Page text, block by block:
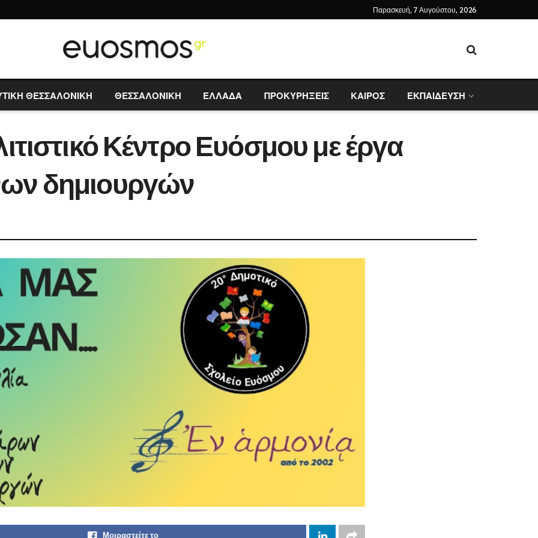
Παρασκευή, 7 Αυγούστου, 2026
ΘΕΣΣΑΛΟΝΙΚΗ ΘΕΣΣΑΛΟΝΙΚΗ ΕΛΛΑΔΑ ΠΡΟΚΥΡΗΞΕΙΣ ΚΑΙΡΟΣ ΕΚΠΑΙΔΕΥΣΗ
Κέντρο Ευόσμου με έργα
δημιουργών